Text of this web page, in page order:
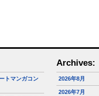
トマンガコン
Archives:
2026年8月
2026年7月